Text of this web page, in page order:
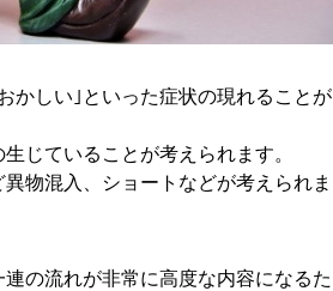
かしい｣といった症状の現れることが
じていることが考えられます。
物混入、ショートなどが考えられま
の流れが非常に高度な内容になるた